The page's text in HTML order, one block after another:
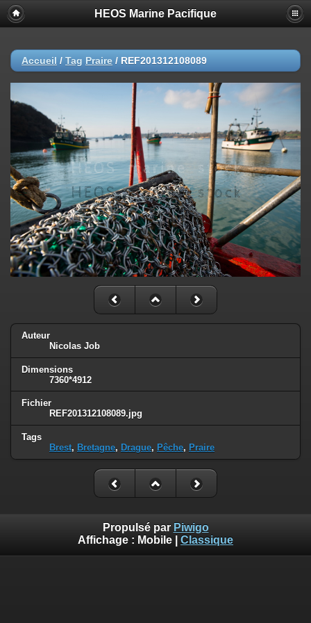
HEOS Marine Pacifique
Accueil / Tag Praire / REF201312108089
Auteur
Nicolas Job
Dimensions
7360*4912
Fichier
REF201312108089.jpg
Tags
Brest, Bretagne, Drague, Pêche, Praire
Propulsé par Piwigo
Affichage : Mobile Classique